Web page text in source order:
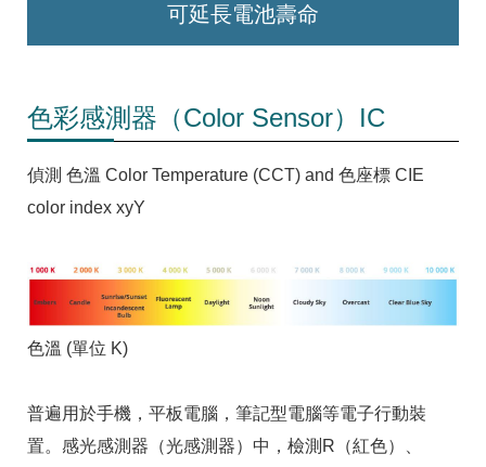
可延長電池壽命
色彩感測器（Color Sensor）IC
偵測 色溫 Color Temperature (CCT) and 色座標 CIE
color index xyY
色溫 (單位 K)
普遍用於手機，平板電腦，筆記型電腦等電子行動裝
置。感光感測器（光感測器）中，檢測R（紅色）、